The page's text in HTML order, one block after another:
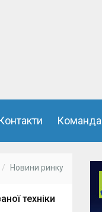
Команда
Новини ринку
техніки